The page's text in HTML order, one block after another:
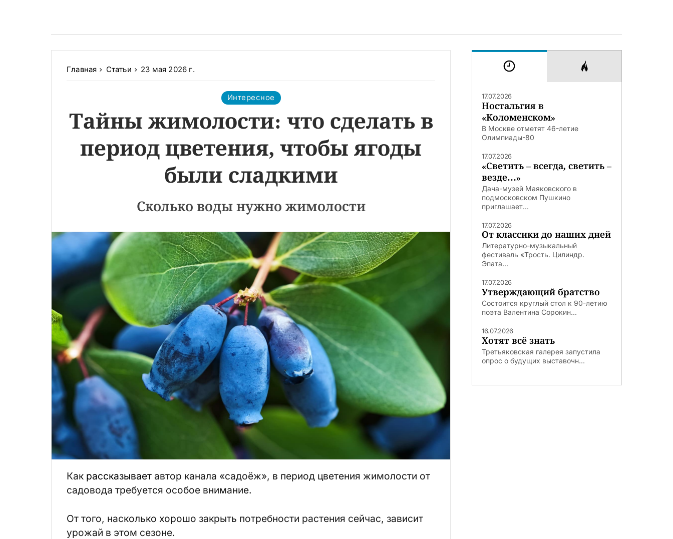
Главная Статьи 23 мая 2026 г.
Интересное
Тайны жимолости: что сделать в
период цветения, чтобы ягоды
были сладкими
Сколько воды нужно жимолости
Как рассказывает автор канала «садоёж», в период цветения жимолости от
садовода требуется особое внимание.
От того, насколько хорошо закрыть потребности растения сейчас, зависит
урожай в этом сезоне.
17.07.2026
Ностальгия в
«Коломенском»
В Москве отметят 46-летие
Олимпиады-80
17.07.2026
«Светить – всегда, светить –
везде…»
Дача-музей Маяковского в
подмосковском Пушкино
приглашает...
17.07.2026
От классики до наших дней
Литературно-музыкальный
фестиваль «Трость. Цилиндр.
Эпата...
17.07.2026
Утверждающий братство
Состоится круглый стол к 90-летию
поэта Валентина Сорокин...
16.07.2026
Хотят всё знать
Третьяковская галерея запустила
опрос о будущих выставочн...